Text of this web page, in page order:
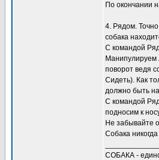
По окончании
4. Рядом.
собака
С командой
Манипулируем
поворот ведя
Сидеть). Как
должно быть
С командой
подносим к
Не забывайте
Собака
СОБАКА -